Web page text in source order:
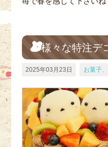
様々な特注デ
2025年03月23日 お菓子